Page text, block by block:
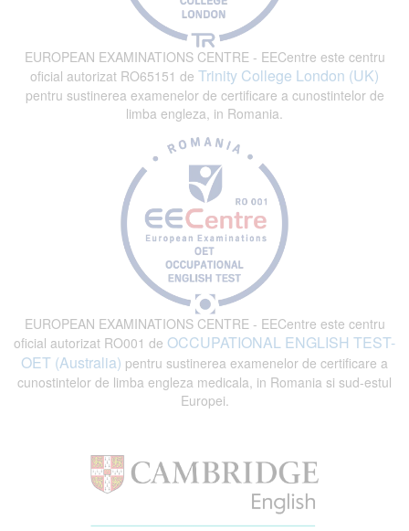
EUROPEAN EXAMINATIONS CENTRE - EECentre este centru
oficial autorizat RO65151 de Trinity College London (UK)
pentru sustinerea examenelor de certificare a cunostintelor de
limba engleza, in Romania.
EUROPEAN EXAMINATIONS CENTRE - EECentre este centru
oficial autorizat RO001 de OCCUPATIONAL ENGLISH TEST-
OET (Australia) pentru sustinerea examenelor de certificare a
cunostintelor de limba engleza medicala, in Romania si sud-estul
Europei.